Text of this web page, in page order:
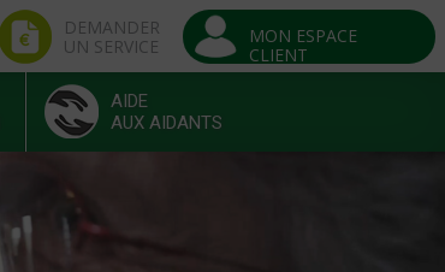
DEMANDER
UN SERVICE
MON ESPACE
CLIENT
AIDE
AUX AIDANTS